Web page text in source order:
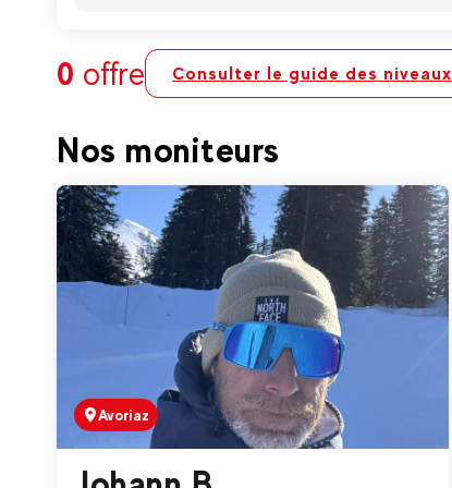
0 offre Consulter le guide des niveaux
Nos moniteurs
Avoriaz